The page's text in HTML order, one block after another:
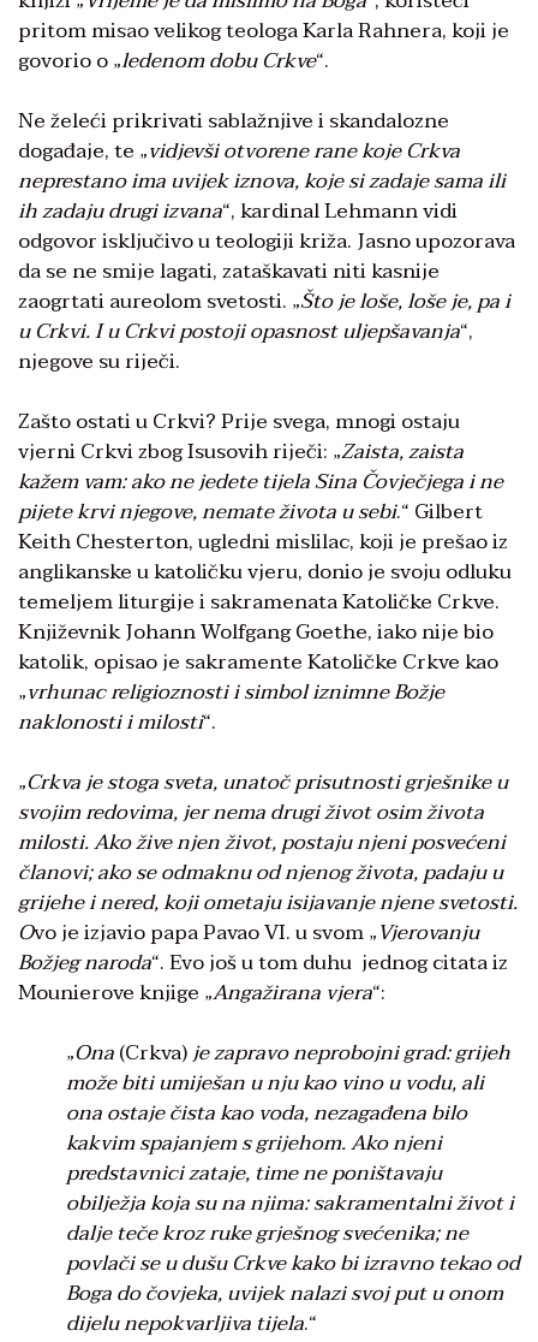
pritom misao velikog teologa Karla Rahnera, koji je
govorio o „ledenom dobu Crkve“.
Ne želeći prikrivati sablažnjive i skandalozne
događaje, te „vidjevši otvorene rane koje Crkva
neprestano ima uvijek iznova, koje si zadaje sama ili
ih zadaju drugi izvana“, kardinal Lehmann vidi
odgovor isključivo u teologiji križa. Jasno upozorava
da se ne smije lagati, zataškavati niti kasnije
zaogrtati aureolom svetosti. „Što je loše, loše je, pa i
u Crkvi. I u Crkvi postoji opasnost uljepšavanja“,
njegove su riječi.
Zašto ostati u Crkvi? Prije svega, mnogi ostaju
vjerni Crkvi zbog Isusovih riječi: „Zaista, zaista
kažem vam: ako ne jedete tijela Sina Čovječjega i ne
pijete krvi njegove, nemate života u sebi.“ Gilbert
Keith Chesterton, ugledni mislilac, koji je prešao iz
anglikanske u katoličku vjeru, donio je svoju odluku
temeljem liturgije i sakramenata Katoličke Crkve.
Književnik Johann Wolfgang Goethe, iako nije bio
katolik, opisao je sakramente Katoličke Crkve kao
„vrhunac religioznosti i simbol iznimne Božje
naklonosti i milosti“.
„Crkva je stoga sveta, unatoč prisutnosti grješnike u
svojim redovima, jer nema drugi život osim života
milosti. Ako žive njen život, postaju njeni posvećeni
članovi; ako se odmaknu od njenog života, padaju u
grijehe i nered, koji ometaju isijavanje njene svetosti.
Ovo je izjavio papa Pavao VI. u svom „Vjerovanju
Božjeg naroda“. Evo još u tom duhu jednog citata iz
Mounierove knjige „Angažirana vjera“:
„Ona(Crkva)je zapravo neprobojni grad: grijeh
može biti umiješan u nju kao vino u vodu, ali
ona ostaje čista kao voda, nezagađena bilo
kakvim spajanjem s grijehom. Ako njeni
predstavnici zataje, time ne poništavaju
obilježja koja su na njima: sakramentalni život i
dalje teče kroz ruke grješnog svećenika; ne
povlači se u dušu Crkve kako bi izravno tekao od
Boga do čovjeka, uvijek nalazi svoj put u onom
dijelu nepokvarljiva tijela.“